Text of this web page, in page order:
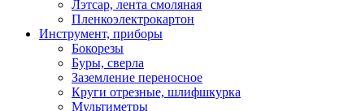
Лэтсар, лента смоляная
Пленкоэлектрокартон
Инструмент, приборы
Бокорезы
Буры, сверла
Заземление переносное
Круги отрезные, шлифшкурка
Мультиметры